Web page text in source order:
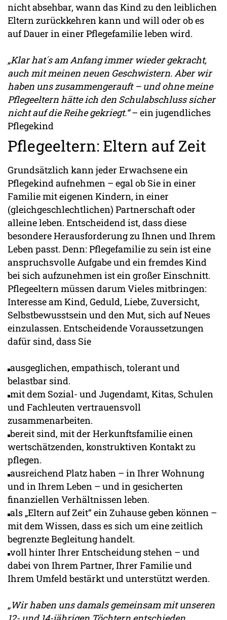
nicht absehbar, wann das Kind zu den leiblichen
Eltern zurückkehren kann und will oder ob es
auf Dauer in einer Pflegefamilie leben wird.
„Klar hat´s am Anfang immer wieder gekracht,
auch mit meinen neuen Geschwistern. Aber wir
haben uns zusammengerauft – und ohne meine
Pflegeeltern hätte ich den Schulabschluss sicher
nicht auf die Reihe gekriegt.“– ein jugendliches
Pflegekind
Pflegeeltern: Eltern auf Zeit
Grundsätzlich kann jeder Erwachsene ein
Pflegekind aufnehmen – egal ob Sie in einer
Familie mit eigenen Kindern, in einer
(gleichgeschlechtlichen) Partnerschaft oder
alleine leben. Entscheidend ist, dass diese
besondere Herausforderung zu Ihnen und Ihrem
Leben passt. Denn: Pflegefamilie zu sein ist eine
anspruchsvolle Aufgabe und ein fremdes Kind
bei sich aufzunehmen ist ein großer Einschnitt.
Pflegeeltern müssen darum Vieles mitbringen:
Interesse am Kind, Geduld, Liebe, Zuversicht,
Selbstbewusstsein und den Mut, sich auf Neues
einzulassen. Entscheidende Voraussetzungen
dafür sind, dass Sie
ausgeglichen, empathisch, tolerant und
belastbar sind.
mit dem Sozial- und Jugendamt, Kitas, Schulen
und Fachleuten vertrauensvoll
zusammenarbeiten.
bereit sind, mit der Herkunftsfamilie einen
wertschätzenden, konstruktiven Kontakt zu
pflegen.
ausreichend Platz haben – in Ihrer Wohnung
und in Ihrem Leben – und in gesicherten
finanziellen Verhältnissen leben.
als „Eltern auf Zeit“ ein Zuhause geben können –
mit dem Wissen, dass es sich um eine zeitlich
begrenzte Begleitung handelt.
voll hinter Ihrer Entscheidung stehen – und
dabei von Ihrem Partner, Ihrer Familie und
Ihrem Umfeld bestärkt und unterstützt werden.
„Wir haben uns damals gemeinsam mit unseren